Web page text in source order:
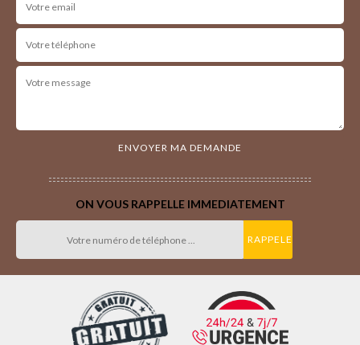
ON VOUS RAPPELLE IMMEDIATEMENT